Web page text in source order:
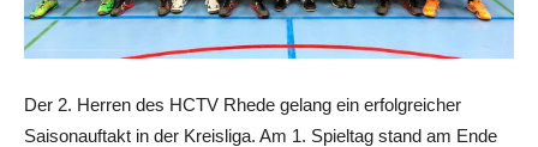
Der 2. Herren des HCTV Rhede gelang ein erfolgreicher
Saisonauftakt in der Kreisliga. Am 1. Spieltag stand am Ende